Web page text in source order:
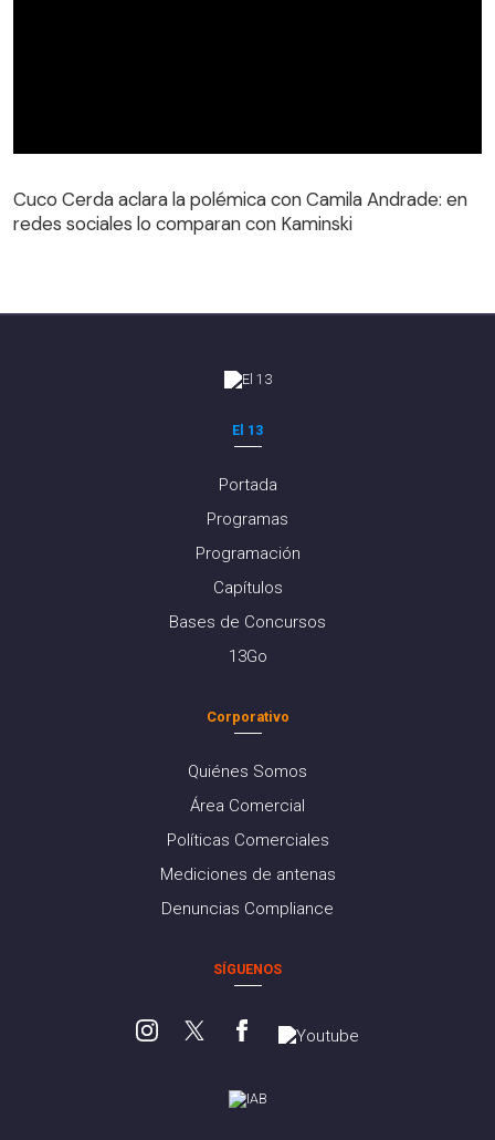
Cuco Cerda aclara la polémica con Camila Andrade: en
redes sociales lo comparan con Kaminski
El 13
Portada
Programas
Programación
Capítulos
Bases de Concursos
13Go
Corporativo
Quiénes Somos
Área Comercial
Políticas Comerciales
Mediciones de antenas
Denuncias Compliance
SÍGUENOS